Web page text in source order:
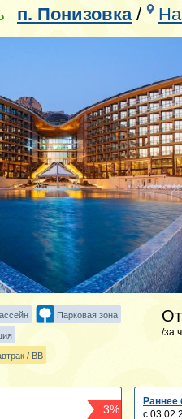
п. Понизовка/
Парковая зона
/ BB
/за
3%
Раннее
с